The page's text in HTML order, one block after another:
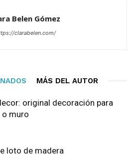
Belen Gómez
clarabelen.com/
MÁS DEL AUTOR
original decoración para
o muro
loto de madera